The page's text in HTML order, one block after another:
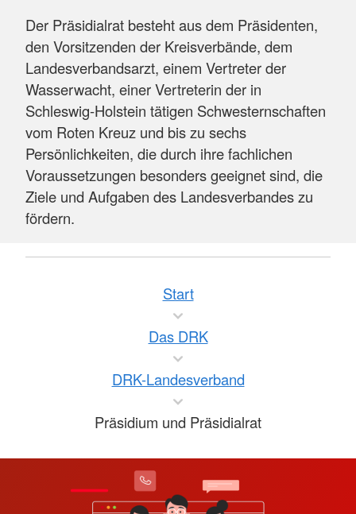
Der Präsidialrat besteht aus dem Präsidenten,
den Vorsitzenden der Kreisverbände, dem
Landesverbandsarzt, einem Vertreter der
Wasserwacht, einer Vertreterin der in
Schleswig-Holstein tätigen Schwesternschaften
vom Roten Kreuz und bis zu sechs
Persönlichkeiten, die durch ihre fachlichen
Voraussetzungen besonders geeignet sind, die
Ziele und Aufgaben des Landesverbandes zu
fördern.
Start
Das DRK
DRK-Landesverband
Präsidium und Präsidialrat